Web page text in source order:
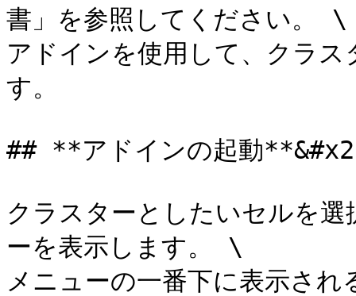
書」を参照してください。 \
アドインを使用して、クラ
す。
## **アドインの起動
クラスターとしたいセルを
ーを表示します。 \
メニューの一番下に表示さ